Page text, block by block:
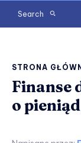
Search
STRONA
Finanse
o